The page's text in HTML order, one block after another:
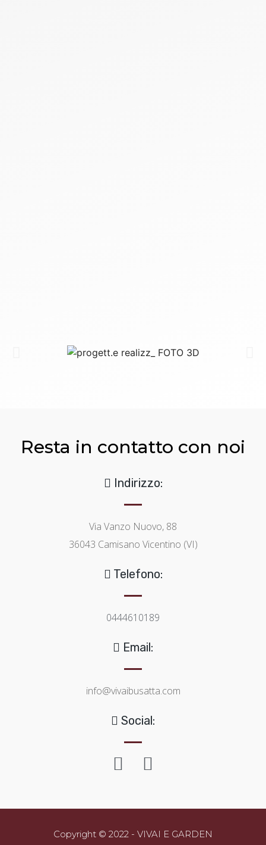
Resta in contatto con noi
Indirizzo:
Via Vanzo Nuovo, 88
36043 Camisano Vicentino (VI)
Telefono:
0444610189
Email:
info@vivaibusatta.com
Social:
Copyright © 2022 - VIVAI E GARDEN